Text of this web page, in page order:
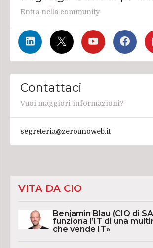
Entra nella community
Contattaci
Vuoi maggiori informazioni?
segreteria@zerounoweb.it
VITA DA CIO
Benjamin Blau (CIO di
funziona l’IT di una
che vende IT»